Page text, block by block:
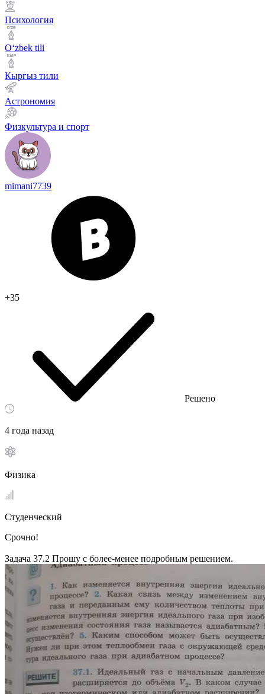
Психология
Оʻzbek tili
Кыргыз тили
Астрономия
Физкультура и спорт
mimani7739
+35
Решено
4 года назад
Физика
Студенческий
Срочно!
Задача 37.2 Прошу с более-менее подробным решением.